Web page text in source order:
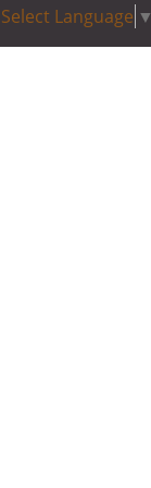
Select Language ▼